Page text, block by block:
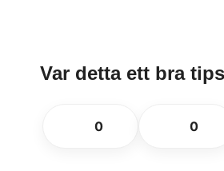
Var detta ett bra
0 0